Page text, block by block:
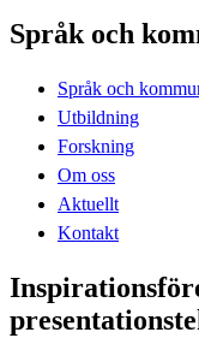
Språk och
Språk och
Utbildning
Forskning
Om oss
Aktuellt
Kontakt